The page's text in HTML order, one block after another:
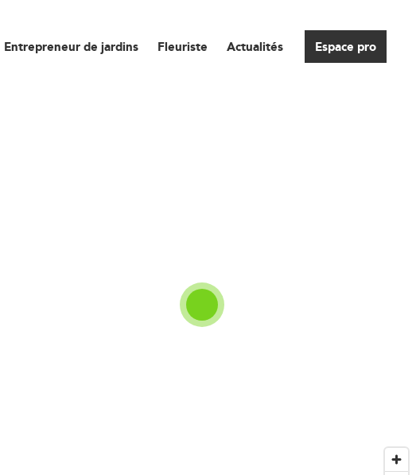
Entrepreneur de jardins Fleuriste Actualités Espace pro